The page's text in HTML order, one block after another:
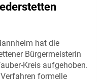
hat die
Bürgermeisterin
Kreis aufgehoben.
formelle